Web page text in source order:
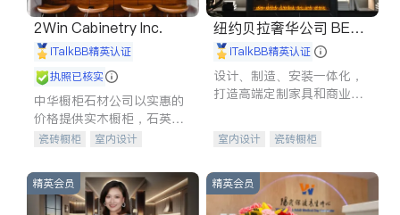
2Win Cabinetry Inc.
iTalkBB精英认证
执照已核实
中华橱柜石材公司以实惠的
价格提供实木橱柜，石英石
台面，多种优质不锈钢水
质厨房，家的选择。
瓷砖橱柜
室内设计
室内装修
纽约贝拉奢华公司 BELL
A LUXE
iTalkBB精英认证
设计、制造、安装一体化，
打造高端定制家具和商业空
室内设计
瓷砖橱柜
售前软装staging
室内装修
精英会员 精英会员